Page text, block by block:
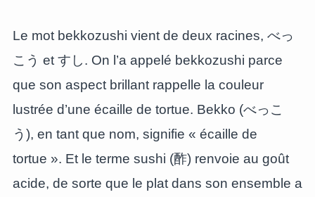
Le mot bekkozushi vient de deux racines, べっ
こう et すし. On l’a appelé bekkozushi parce
que son aspect brillant rappelle la couleur
lustrée d’une écaille de tortue. Bekko (べっこ
う), en tant que nom, signifie « écaille de
tortue ». Et le terme sushi (酢) renvoie au goût
acide, de sorte que le plat dans son ensemble a